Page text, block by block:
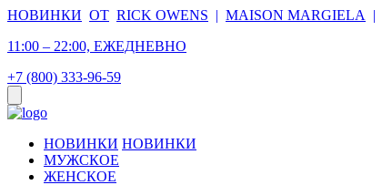
НОВИНКИ ОТ RICK OWENS | MAISON MARGIELA |
11:00 – 22:00, ЕЖЕДНЕВНО
+7 (800) 333-96-59
НОВИНКИ НОВИНКИ
МУЖСКОЕ
ЖЕНСКОЕ